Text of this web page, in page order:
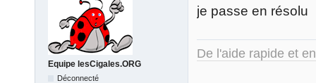
Equipe lesCigales.ORG
Déconnecté
je passe en résolu
De l'aide rapide et